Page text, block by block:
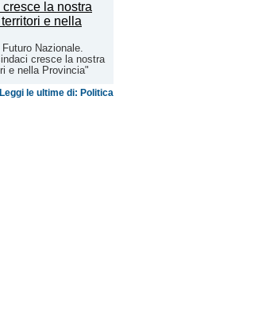
Nazionale.
cresce la nostra
e nella Provincia"
Leggi le ultime di: Politica